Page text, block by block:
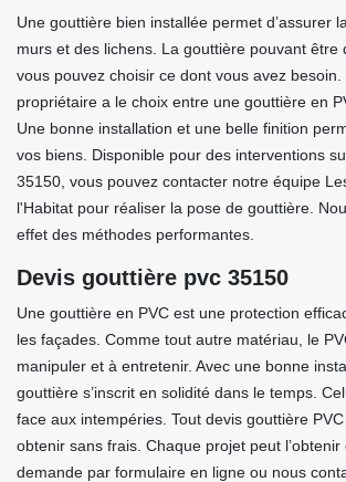
Une gouttière bien installée permet d’assurer
murs et des lichens. La gouttière pouvant être
vous pouvez choisir ce dont vous avez besoin.
propriétaire a le choix entre une gouttière en
Une bonne installation et une belle finition
vos biens. Disponible pour des interventions
35150, vous pouvez contacter notre équipe
l'Habitat pour réaliser la pose de gouttière.
effet des méthodes performantes.
Devis gouttière pvc 35150
Une gouttière en PVC est une protection
les façades. Comme tout autre matériau, le
manipuler et à entretenir. Avec une bonne
gouttière s’inscrit en solidité dans le temps.
face aux intempéries. Tout devis gouttière
obtenir sans frais. Chaque projet peut
demande par formulaire en ligne ou nous